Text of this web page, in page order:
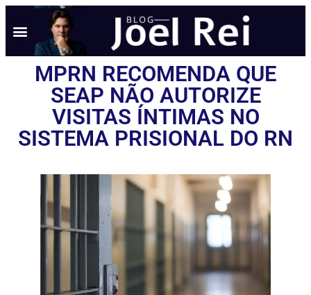
MPRN RECOMENDA QUE
SEAP NÃO AUTORIZE
VISITAS ÍNTIMAS NO
SISTEMA PRISIONAL DO RN